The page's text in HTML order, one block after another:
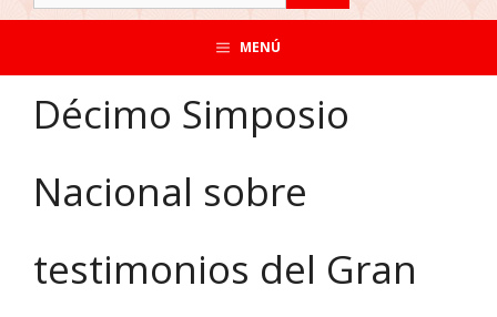
MENÚ
Décimo Simposio
Nacional sobre
testimonios del Gran